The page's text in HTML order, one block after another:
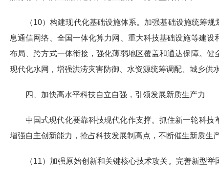
（10）构建现代化基础设施体系。加强基础设施统筹
息通信网络、全国一体化算力网、重大科技基础设施等建
布局、跨方式一体衔接，强化薄弱地区覆盖和通达保障。
现代化水网，增强洪涝灾害防御、水资源统筹调配、城乡供
四、加快高水平科技自立自强，引领发展新质生产力
中国式现代化要靠科技现代化作支撑。抓住新一轮科
增强自主创新能力，抢占科技发展制高点，不断催生新质生
（11）加强原始创新和关键核心技术攻关。完善新型